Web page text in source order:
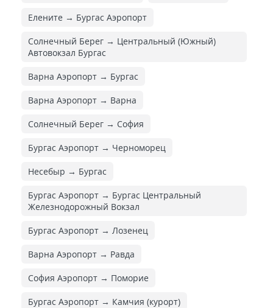
Елените → Бургас Аэропорт
Солнечный Берег → Центральный (Южный)
Автовокзал Бургас
Варна Аэропорт → Бургас
Варна Аэропорт → Варна
Солнечный Берег → София
Бургас Аэропорт → Черноморец
Несебыр → Бургас
Бургас Аэропорт → Бургас Центральный
Железнодорожный Вокзал
Бургас Аэропорт → Лозенец
Варна Аэропорт → Равда
София Аэропорт → Поморие
Бургас Аэропорт → Камчия (курорт)